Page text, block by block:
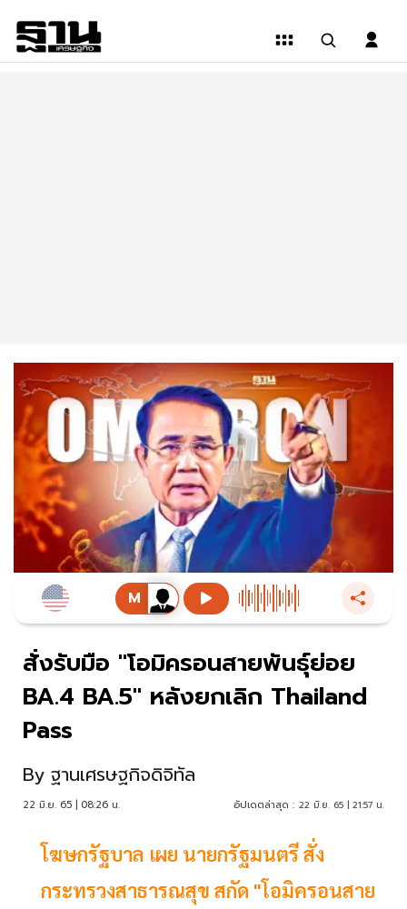
สั่งรับมือ "โอมิครอนสายพันธุ์ย่อย
BA.4 BA.5" หลังยกเลิก Thailand
Pass
By ฐานเศรษฐกิจดิจิทัล
22 มิ.ย. 65 | 08:26 น. อัปเดตล่าสุด : 22 มิ.ย. 65 | 21:57 น.
โฆษกรัฐบาล เผย นายกรัฐมนตรี สั่ง
กระทรวงสาธารณสุข สกัด "โอมิครอนสาย